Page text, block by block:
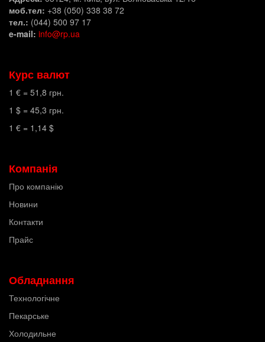
моб.тел: +38 (050) 338 38 72
тел.: (044) 500 97 17
e-mail: info@rp.ua
Курс валют
1 € = 51,8 грн.
1 $ = 45,3 грн.
1 € = 1,14 $
Компанія
Про компанію
Новини
Контакти
Прайс
Обладнання
Технологічне
Пекарське
Холодильне